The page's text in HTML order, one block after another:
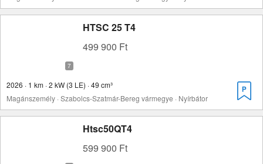
HTSC 25 T4
499 900 Ft
2026 · 1 km · 2 kW (3 LE) · 49 cm³
Magánszemély · Szabolcs-Szatmár-Bereg vármegye · Nyírbátor
Htsc50QT4
599 900 Ft